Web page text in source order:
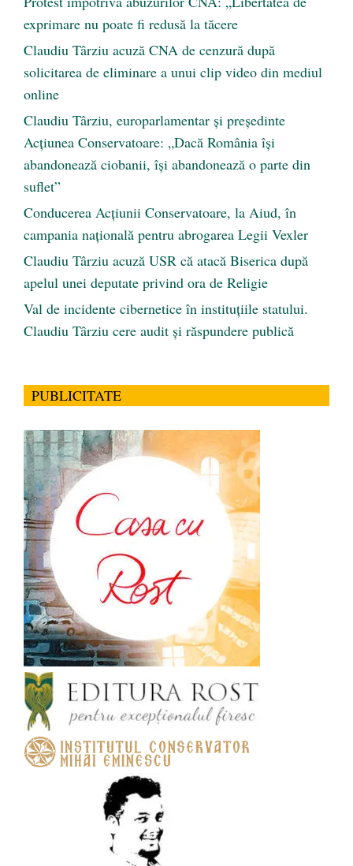
exprimare nu poate fi redusă la tăcere
Claudiu Târziu acuză CNA de cenzură după
solicitarea de eliminare a unui clip video din mediul
online
Claudiu Târziu, europarlamentar și președinte
Acțiunea Conservatoare: „Dacă România își
abandonează ciobanii, își abandonează o parte din
suflet”
Conducerea Acțiunii Conservatoare, la Aiud, în
campania națională pentru abrogarea Legii Vexler
Claudiu Târziu acuză USR că atacă Biserica după
apelul unei deputate privind ora de Religie
Val de incidente cibernetice în instituțiile statului.
Claudiu Târziu cere audit și răspundere publică
PUBLICITATE